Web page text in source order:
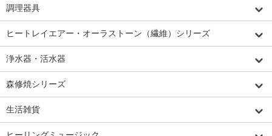
調理器具
ヒートレイエアー・オーラストーン（繊維）シリーズ
浄水器・活水器
森修焼シリーズ
生活雑貨